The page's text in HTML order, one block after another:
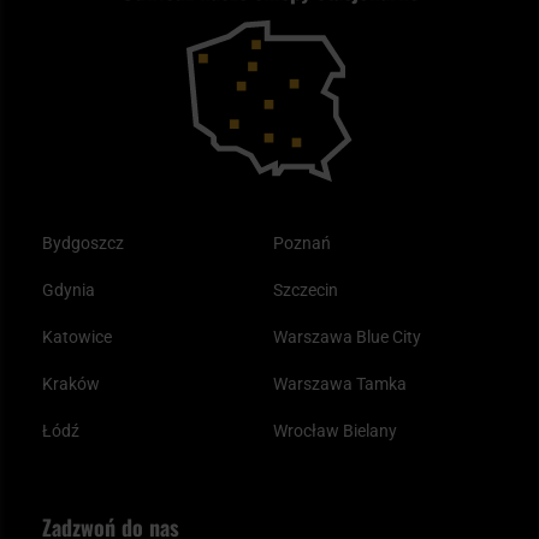
Bydgoszcz
Gdynia
Katowice
Kraków
Łódź
Poznań
Szczecin
Warszawa Blue City
Warszawa Tamka
Wrocław Bielany
Plecak ewakuacyjny preppersa
Zadzwoń do nas